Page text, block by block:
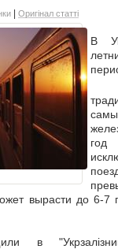
Оригінал статті
В
вырасти до 6-7
в